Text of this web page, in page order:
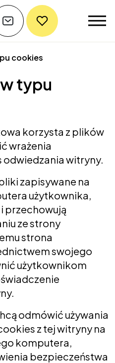
cookies
typu
korzysta z plików
wrażenia
witryny.
zapisywane na
użytkownika,
przechowują
ze strony
strona
swojego
użytkownikom
odmówić używania
z tej witryny na
komputera,
bezpieczeństwa